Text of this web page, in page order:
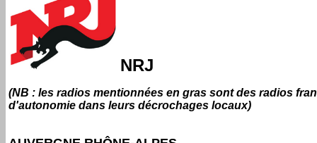
NRJ
(NB : les radios mentionnées en gras sont des radios
d'autonomie dans leurs décrochages locaux)